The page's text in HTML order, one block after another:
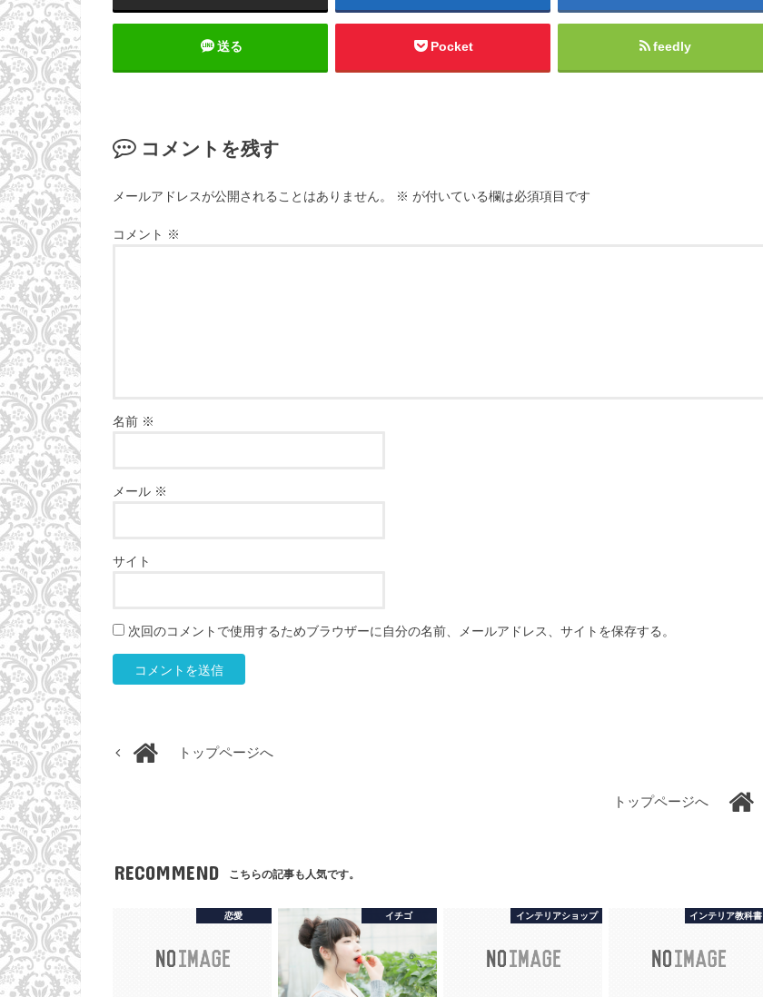
送る Pocket feedly
コメントを残す
メールアドレスが公開されることはありません。 ※ が付いている欄は必須項目です
コメント ※
名前 ※
メール ※
サイト
次回のコメントで使用するためブラウザーに自分の名前、メールアドレス、サイトを保存する。
トップページへ
トップページへ
RECOMMEND こちらの記事も人気です。
恋愛 イチゴ インテリアショップ インテリア教科書